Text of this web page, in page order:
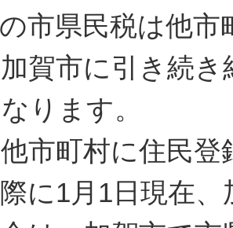
市県民税は他市
賀市に引き続
ります。
市町村に住民登
に1月1日現在